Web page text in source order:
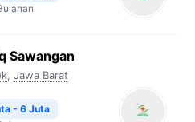
Sawangan
, Jawa Barat
- 6 Juta